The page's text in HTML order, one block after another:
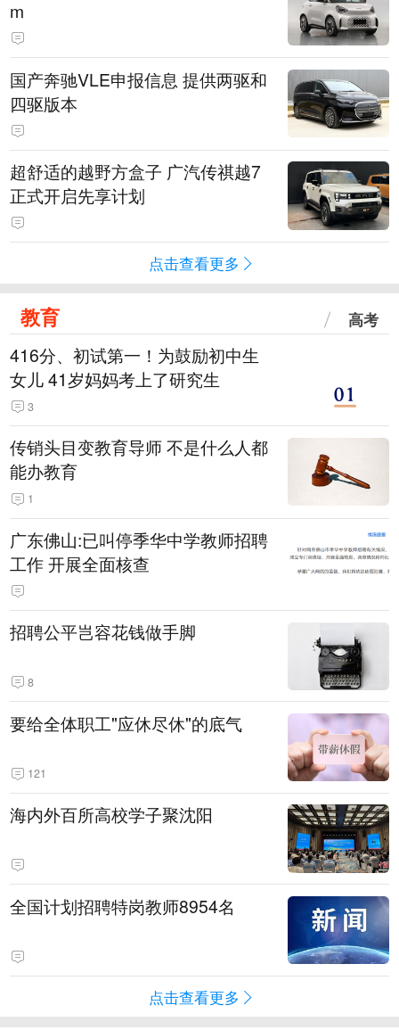
m
国产奔驰VLE申报信息 提供两驱和
四驱版本
超舒适的越野方盒子 广汽传祺越7
正式开启先享计划
点击查看更多
教育 高考
416分、初试第一！为鼓励初中生
女儿 41岁妈妈考上了研究生
3
传销头目变教育导师 不是什么人都
能办教育
1
广东佛山:已叫停季华中学教师招聘
工作 开展全面核查
招聘公平岂容花钱做手脚
8
要给全体职工"应休尽休"的底气
121
海内外百所高校学子聚沈阳
全国计划招聘特岗教师8954名
点击查看更多